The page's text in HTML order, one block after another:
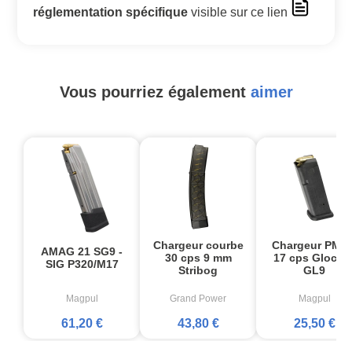
réglementation spécifique visible sur ce lien
Vous pourriez également aimer
AMAG 21 SG9 -
SIG P320/M17
Magpul
61,20 €
Chargeur courbe
30 cps 9 mm
Stribog
Grand Power
43,80 €
Chargeur
17 cps
GL9
Magpul
25,50 €